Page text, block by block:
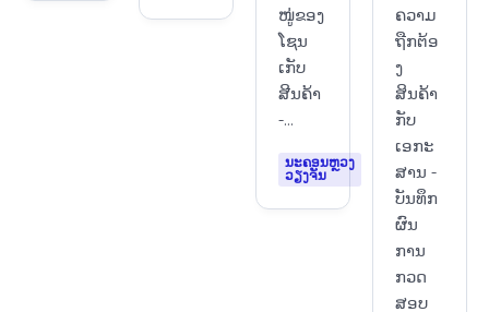
ໜູ່ຂອງ
ໂຊນ
ເກັບ
ສີນຄ້າ
-...
ນະຄອນຫຼວງ
ວຽງຈັນ
ຄວາມ
ຖືກຕ້ອ
ງ
ສິນຄ້າ
ກັບ
ເອກະ
ສານ -
ບັນທຶກ
ຜົນ
ການ
ກວດ
ສອບ